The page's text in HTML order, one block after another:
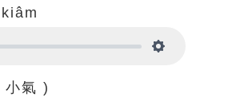
小氣 )